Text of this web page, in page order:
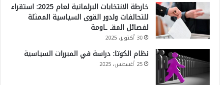
خارطة الانتخابات البرلمانية لعام 2025: استقراء
للتحالفات ولدور القوى السياسية الممثلة
لفصائل المقـ ـاومة
30 أكتوبر، 2025
نظام الكوتا: دراسة في المبررات السياسية
25 أغسطس، 2025